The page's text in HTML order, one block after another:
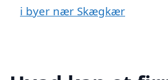
i byer nær Skægkær